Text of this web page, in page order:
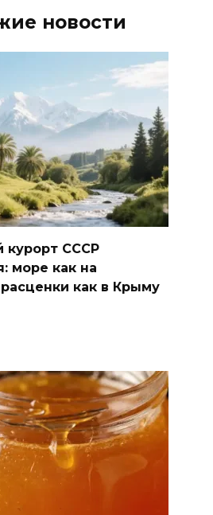
новости
курорт СССР
море как на
как в Крыму